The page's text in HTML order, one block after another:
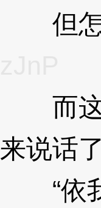
但怎
而这
来说话了
“依我